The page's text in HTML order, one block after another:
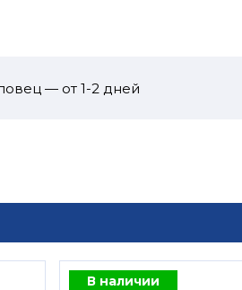
— от 1-2 дней
В наличии